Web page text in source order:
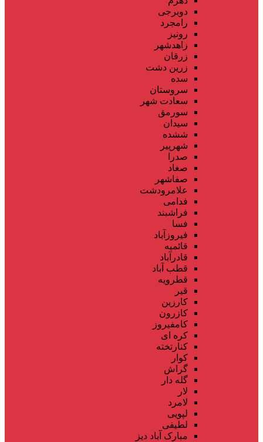
دوبرجی
رامجرد
رونیز
زاهدشهر
زرقان
زرین دشت
سده
سروستان
سعادت شهر
سورمق
سیدان
ششده
شهرپیر
صدرا
صغاد
صفاشهر
علامرودشت
فدامی
فراشبند
فسا
فیروزآباد
قائمیه
قادرآباد
قطب آباد
قطرویه
قیر
کارزین
کازرون
کامفیروز
کره ای
کنارتخته
کوار
گراش
گله دار
لار
لامرد
لپویی
لطیفی
مبارک آباد دیز